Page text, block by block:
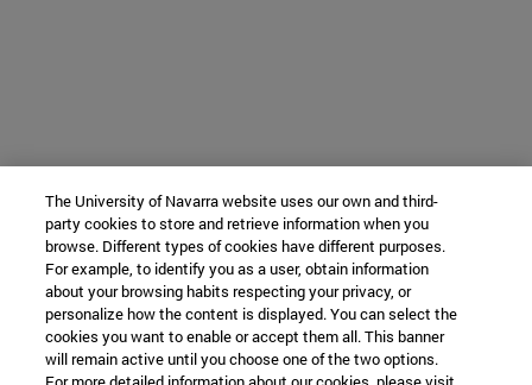
The University of Navarra website uses our own and third-
party cookies to store and retrieve information when you
browse. Different types of cookies have different purposes.
For example, to identify you as a user, obtain information
about your browsing habits respecting your privacy, or
personalize how the content is displayed. You can select the
cookies you want to enable or accept them all. This banner
will remain active until you choose one of the two options.